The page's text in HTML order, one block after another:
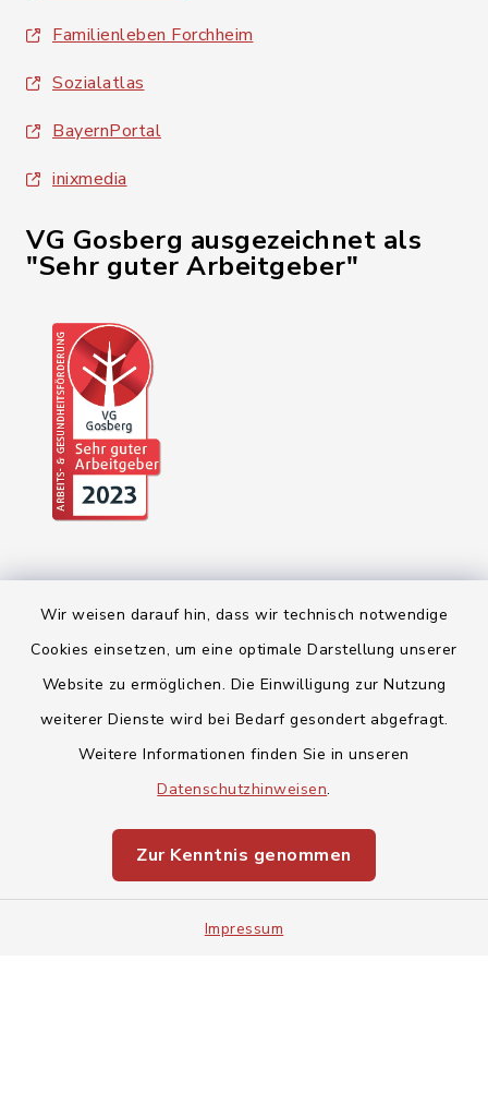
Wir weisen darauf hin, dass wir technisch notwendige
Cookies einsetzen, um eine optimale Darstellung unserer
Website zu ermöglichen. Die Einwilligung zur Nutzung
weiterer Dienste wird bei Bedarf gesondert abgefragt.
Weitere Informationen finden Sie in unseren
Datenschutzhinweisen.
Zur Kenntnis genommen
Impressum
Familienleben Forchheim
Sozialatlas
BayernPortal
inixmedia
VG Gosberg ausgezeichnet als
"Sehr guter Arbeitgeber"
Barrierefreiheit
Sitemap